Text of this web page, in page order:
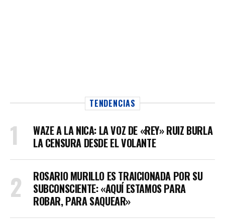
TENDENCIAS
WAZE A LA NICA: LA VOZ DE «REY» RUIZ BURLA
LA CENSURA DESDE EL VOLANTE
ROSARIO MURILLO ES TRAICIONADA POR SU
SUBCONSCIENTE: «AQUÍ ESTAMOS PARA
ROBAR, PARA SAQUEAR»